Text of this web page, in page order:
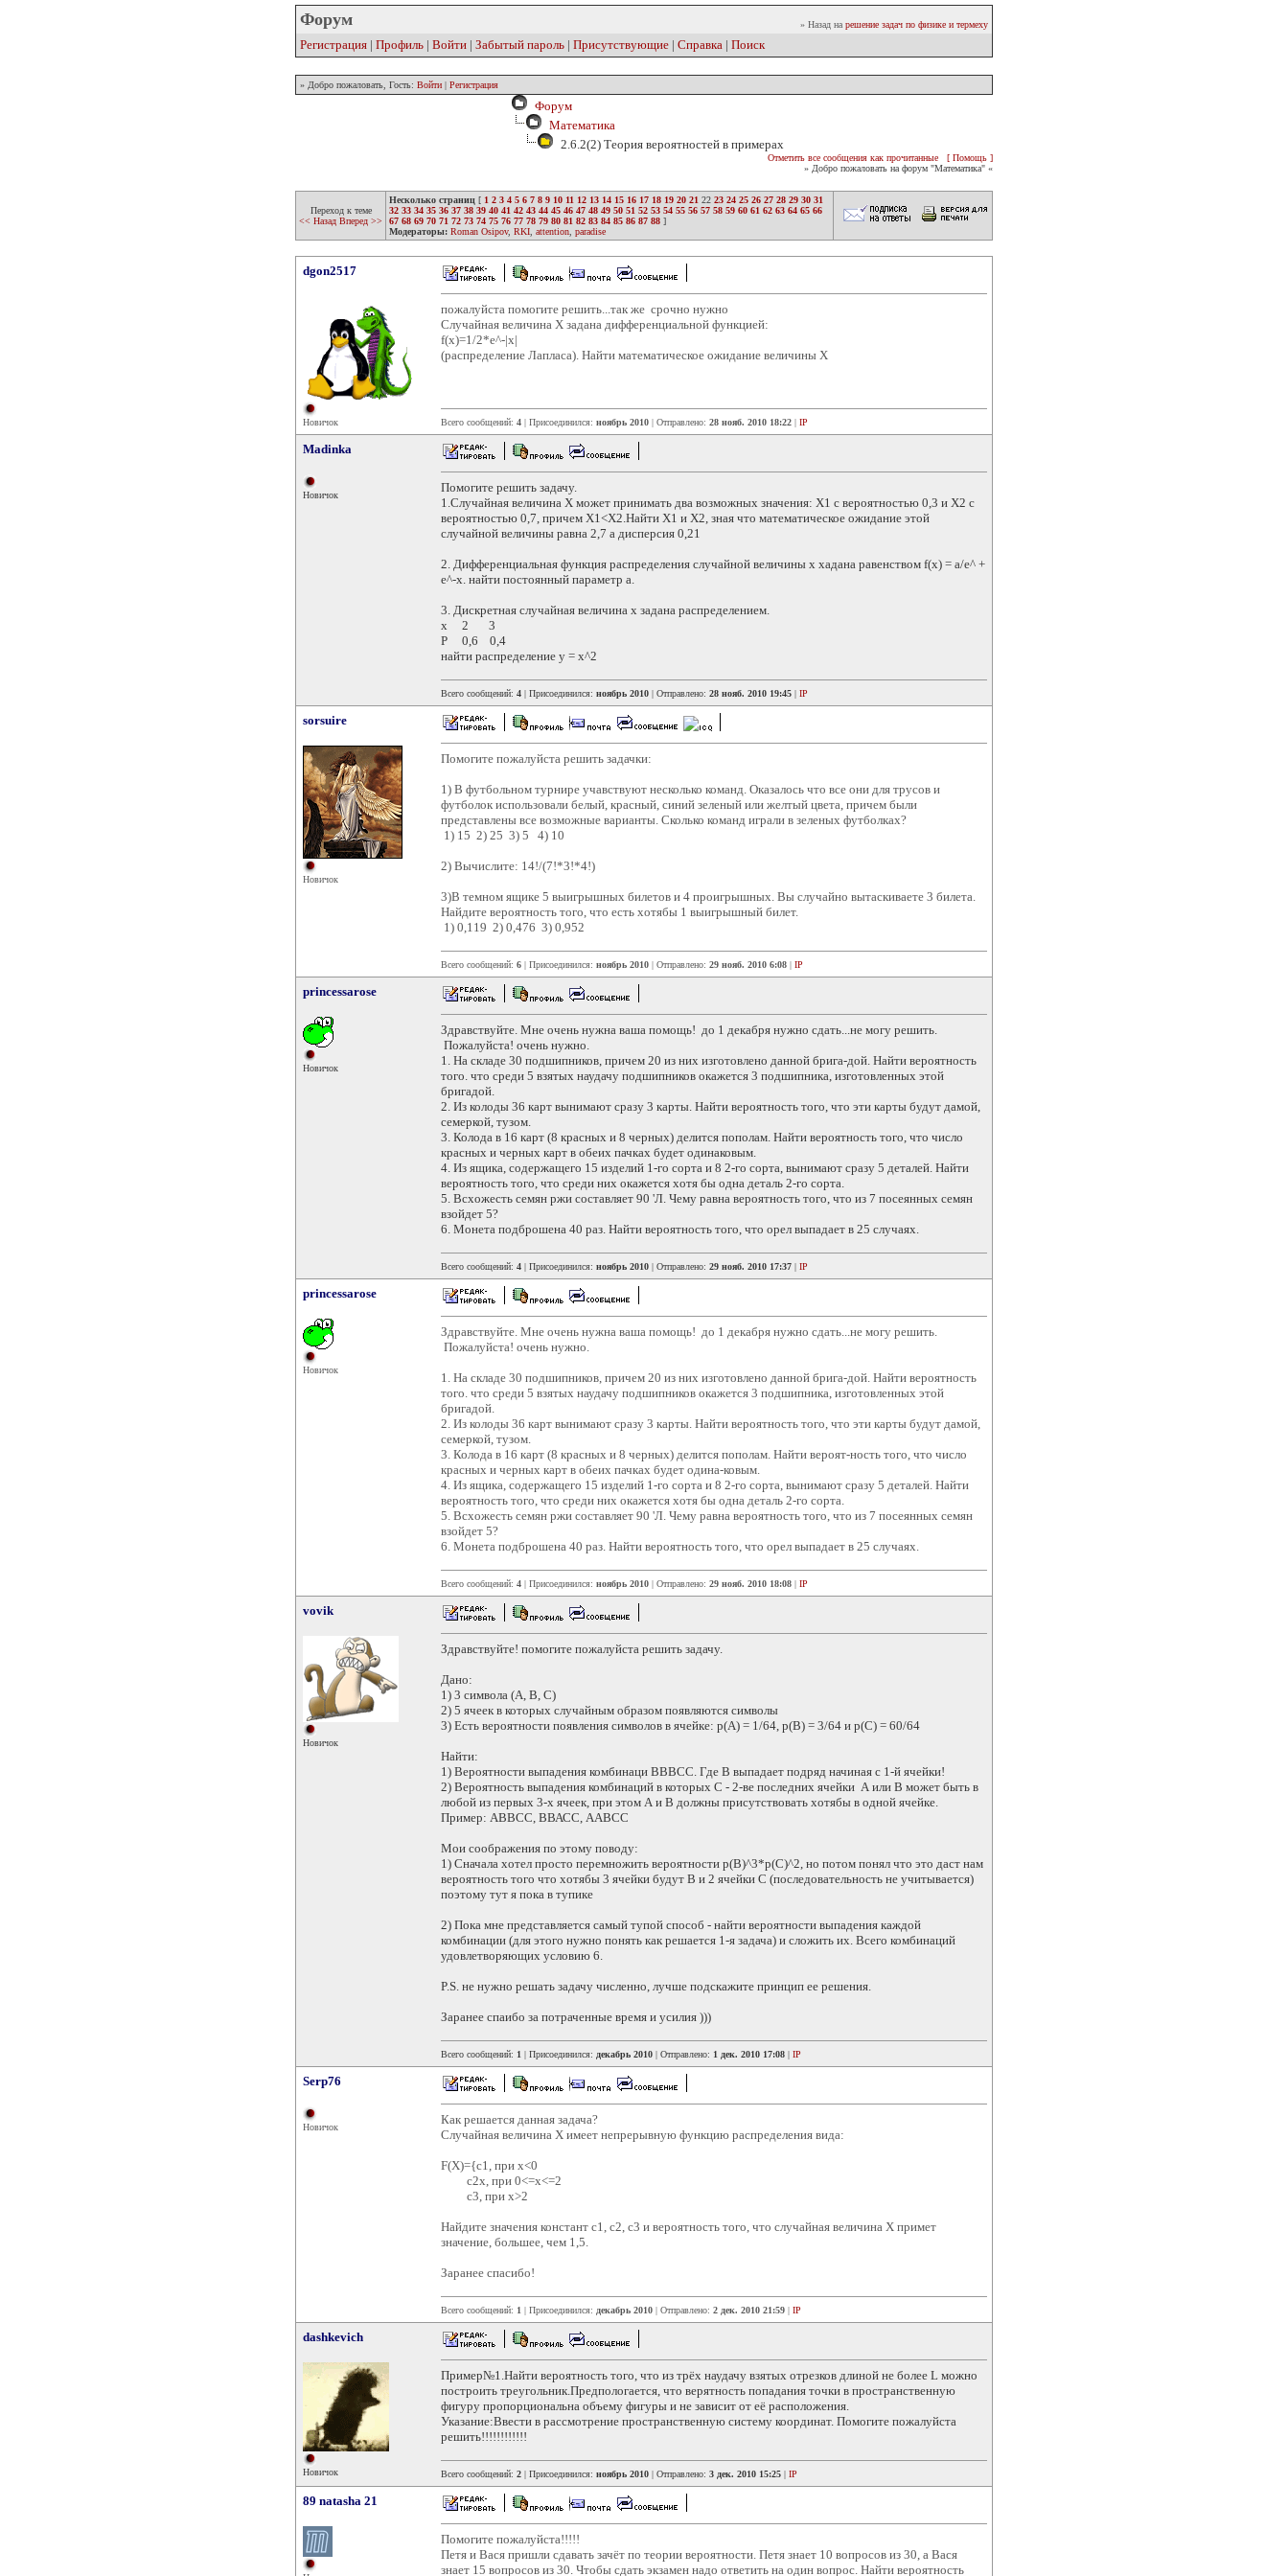
Форум » Назад на решение задач по физике и термеху
Регистрация | Профиль | Войти | Забытый пароль | Присутствующие | Справка | Поиск
» Добро пожаловать, Гость: Войти | Регистрация
Форум
Математика
2.6.2(2) Теория вероятностей в примерах
Отметить все сообщения как прочитанные
[ Помощь ]
» Добро пожаловать на форум "Математика" «
Переход к теме
<< Назад Вперед >>
Несколько страниц [ 1 2 3 4 5 6 7 8 9 10 11 12 13 14 15 16 17 18 19 20 21 22 23 24 25 26 27 28 29 30 31
32 33 34 35 36 37 38 39 40 41 42 43 44 45 46 47 48 49 50 51 52 53 54 55 56 57 58 59 60 61 62 63 64 65 66
67 68 69 70 71 72 73 74 75 76 77 78 79 80 81 82 83 84 85 86 87 88 ]
Модераторы: Roman Osipov, RKI attention paradise
dgon2517
Новичок
пожалуйста помогите решить...так же срочно нужно
Случайная величина X задана дифференциальной функцией:
f(x)=1/2*e^-|x|
(распределение Лапласа). Найти математическое ожидание величины X
Всего сообщений: 4 | Присоединился: ноябрь 2010 | Отправлено: 28 нояб. 2010 18:22 | IP
Madinka
Новичок
Помогите решить задачу.
1.Случайная величина Х может принимать два возможных значения: Х1 с вероятностью 0,3 и Х2 с
вероятностью 0,7, причем Х1<X2.Найти Х1 и Х2, зная что математическое ожидание этой
случайной величины равна 2,7 а дисперсия 0,21
2. Дифференциальная функция распределения случайной величины х хадана равенством f(x) = a/e^ +
e^-x. найти постоянный параметр а.
3. Дискретная случайная величина х задана распределением.
х 2 3
Р 0,6 0,4
найти распределение у = х^2
Всего сообщений: 4 | Присоединился: ноябрь 2010 | Отправлено: 28 нояб. 2010 19:45 | IP
sorsuire
Новичок
Помогите пожалуйста решить задачки:
1) В футбольном турнире учавствуют несколько команд. Оказалось что все они для трусов и
футболок использовали белый, красный, синий зеленый или желтый цвета, причем были
представлены все возможные варианты. Сколько команд играли в зеленых футболках?
1) 15 2) 25 3) 5 4) 10
2) Вычислите: 14!/(7!*3!*4!)
3)В темном ящике 5 выигрышных билетов и 4 проигрышных. Вы случайно вытаскиваете 3 билета.
Найдите вероятность того, что есть хотябы 1 выигрышный билет.
1) 0,119 2) 0,476 3) 0,952
Всего сообщений: 6 | Присоединился: ноябрь 2010 | Отправлено: 29 нояб. 2010 6:08 | IP
princessarose
Новичок
Здравствуйте. Мне очень нужна ваша помощь! до 1 декабря нужно сдать...не могу решить.
Пожалуйста! очень нужно.
1. На складе 30 подшипников, причем 20 из них изготовлено данной брига-дой. Найти вероятность
того. что среди 5 взятых наудачу подшипников окажется 3 подшипника, изготовленных этой
бригадой.
2. Из колоды 36 карт вынимают сразу 3 карты. Найти вероятность того, что эти карты будут дамой,
семеркой, тузом.
3. Колода в 16 карт (8 красных и 8 черных) делится пополам. Найти вероятность того, что число
красных и черных карт в обеих пачках будет одинаковым.
4. Из ящика, содержащего 15 изделий 1-го сорта и 8 2-го сорта, вынимают сразу 5 деталей. Найти
вероятность того, что среди них окажется хотя бы одна деталь 2-го сорта.
5. Всхожесть семян ржи составляет 90 'Л. Чему равна вероятность того, что из 7 посеянных семян
взойдет 5?
6. Монета подброшена 40 раз. Найти вероятность того, что орел выпадает в 25 случаях.
Всего сообщений: 4 | Присоединился: ноябрь 2010 | Отправлено: 29 нояб. 2010 17:37 | IP
princessarose
Новичок
Здравствуйте. Мне очень нужна ваша помощь! до 1 декабря нужно сдать...не могу решить.
Пожалуйста! очень нужно.
1. На складе 30 подшипников, причем 20 из них изготовлено данной брига-дой. Найти вероятность
того. что среди 5 взятых наудачу подшипников окажется 3 подшипника, изготовленных этой
бригадой.
2. Из колоды 36 карт вынимают сразу 3 карты. Найти вероятность того, что эти карты будут дамой,
семеркой, тузом.
3. Колода в 16 карт (8 красных и 8 черных) делится пополам. Найти вероят-ность того, что число
красных и черных карт в обеих пачках будет одина-ковым.
4. Из ящика, содержащего 15 изделий 1-го сорта и 8 2-го сорта, вынимают сразу 5 деталей. Найти
вероятность того, что среди них окажется хотя бы одна деталь 2-го сорта.
5. Всхожесть семян ржи составляет 90 'Л. Чему равна вероятность того, что из 7 посеянных семян
взойдет 5?
6. Монета подброшена 40 раз. Найти вероятность того, что орел выпадает в 25 случаях.
Всего сообщений: 4 | Присоединился: ноябрь 2010 | Отправлено: 29 нояб. 2010 18:08 | IP
vovik
Новичок
Здравствуйте! помогите пожалуйста решить задачу.
Дано:
1) 3 символа (А, В, С)
2) 5 ячеек в которых случайным образом появляются символы
3) Есть вероятности появления символов в ячейке: р(А) = 1/64, р(В) = 3/64 и р(С) = 60/64
Найти:
1) Вероятности выпадения комбинаци ВВВСС. Где В выпадает подряд начиная с 1-й ячейки!
2) Вероятность выпадения комбинаций в которых С - 2-ве последних ячейки А или В может быть в
любой из первых 3-х ячеек, при этом А и В должны присутствовать хотябы в одной ячейке.
Пример: АВВСС, ВВАСС, ААВСС
Мои соображения по этому поводу:
1) Сначала хотел просто перемножить вероятности р(В)^3*p(C)^2, но потом понял что это даст нам
вероятность того что хотябы 3 ячейки будут В и 2 ячейки С (последовательность не учитывается)
поэтому тут я пока в тупике
2) Пока мне представляется самый тупой способ - найти вероятности выпадения каждой
комбинации (для этого нужно понять как решается 1-я задача) и сложить их. Всего комбинаций
удовлетворяющих условию 6.
P.S. не нужно решать задачу численно, лучше подскажите принцип ее решения.
Заранее спаибо за потраченные время и усилия )))
Всего сообщений: 1 | Присоединился: декабрь 2010 | Отправлено: 1 дек. 2010 17:08 | IP
Serp76
Новичок
Как решается данная задача?
Случайная величина X имеет непрерывную функцию распределения вида:
F(X)={c1, при x<0
c2x, при 0<=x<=2
c3, при x>2
Найдите значения констант с1, с2, с3 и вероятность того, что случайная величина X примет
значение, большее, чем 1,5.
Заранее спасибо!
Всего сообщений: 1 | Присоединился: декабрь 2010 | Отправлено: 2 дек. 2010 21:59 | IP
dashkevich
Новичок
Пример№1.Найти вероятность того, что из трёх наудачу взятых отрезков длиной не более L можно
построить треугольник.Предпологается, что верятность попадания точки в пространственную
фигуру пропорциональна объему фигуры и не зависит от её расположения.
Указание:Ввести в рассмотрение пространственную систему координат. Помогите пожалуйста
решить!!!!!!!!!!!!
Всего сообщений: 2 | Присоединился: ноябрь 2010 | Отправлено: 3 дек. 2010 15:25 | IP
89 natasha 21
Помогите пожалуйста!!!!!
Петя и Вася пришли сдавать зачёт по теории вероятности. Петя знает 10 вопросов из 30, а Вася
знает 15 вопросов из 30. Чтобы сдать экзамен надо ответить на один вопрос. Найти вероятность